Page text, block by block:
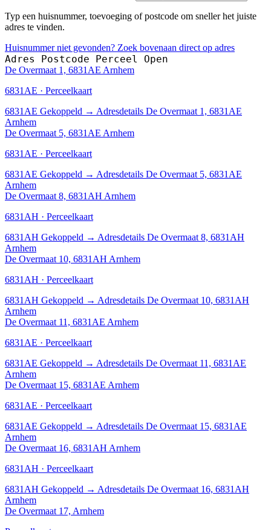
Typ een huisnummer, toevoeging of postcode om sneller het juiste
adres te vinden.
Huisnummer niet gevonden? Zoek bovenaan direct op adres
Adres Postcode Perceel Open
De Overmaat 1, 6831AE Arnhem
6831AE · Perceelkaart
6831AE Gekoppeld → Adresdetails De Overmaat 1, 6831AE
Arnhem
De Overmaat 5, 6831AE Arnhem
6831AE · Perceelkaart
6831AE Gekoppeld → Adresdetails De Overmaat 5, 6831AE
Arnhem
De Overmaat 8, 6831AH Arnhem
6831AH · Perceelkaart
6831AH Gekoppeld → Adresdetails De Overmaat 8, 6831AH
Arnhem
De Overmaat 10, 6831AH Arnhem
6831AH · Perceelkaart
6831AH Gekoppeld → Adresdetails De Overmaat 10, 6831AH
Arnhem
De Overmaat 11, 6831AE Arnhem
6831AE · Perceelkaart
6831AE Gekoppeld → Adresdetails De Overmaat 11, 6831AE
Arnhem
De Overmaat 15, 6831AE Arnhem
6831AE · Perceelkaart
6831AE Gekoppeld → Adresdetails De Overmaat 15, 6831AE
Arnhem
De Overmaat 16, 6831AH Arnhem
6831AH · Perceelkaart
6831AH Gekoppeld → Adresdetails De Overmaat 16, 6831AH
Arnhem
De Overmaat 17, Arnhem